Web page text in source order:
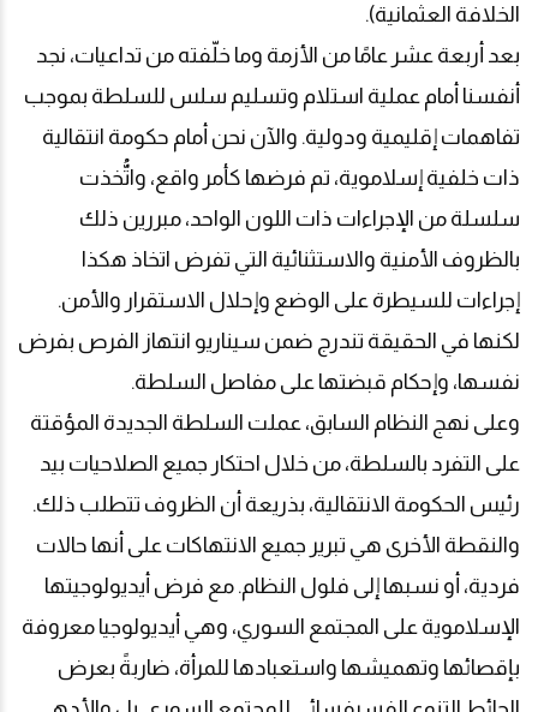
الخلافة العثمانية).
بعد أربعة عشر عامًا من الأزمة وما خلّفته من تداعيات، نجد
أنفسنا أمام عملية استلام وتسليم سلس للسلطة بموجب
تفاهمات إقليمية ودولية. والآن نحن أمام حكومة انتقالية
ذات خلفية إسلاموية، تم فرضها كأمر واقع، واتُّخذت
سلسلة من الإجراءات ذات اللون الواحد، مبررين ذلك
بالظروف الأمنية والاستثنائية التي تفرض اتخاذ هكذا
إجراءات للسيطرة على الوضع وإحلال الاستقرار والأمن.
لكنها في الحقيقة تندرج ضمن سيناريو انتهاز الفرص بفرض
نفسها، وإحكام قبضتها على مفاصل السلطة.
وعلى نهج النظام السابق، عملت السلطة الجديدة المؤقتة
على التفرد بالسلطة، من خلال احتكار جميع الصلاحيات بيد
رئيس الحكومة الانتقالية، بذريعة أن الظروف تتطلب ذلك.
والنقطة الأخرى هي تبرير جميع الانتهاكات على أنها حالات
فردية، أو نسبها إلى فلول النظام. مع فرض أيديولوجيتها
الإسلاموية على المجتمع السوري، وهي أيديولوجيا معروفة
بإقصائها وتهميشها واستعبادها للمرأة، ضاربةً بعرض